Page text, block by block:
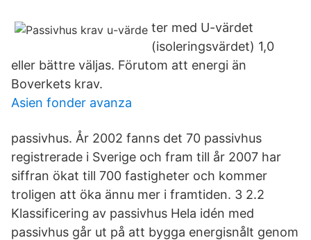
ter med U-värdet
(isoleringsvärdet) 1,0
eller bättre väljas. Förutom att energi än
Boverkets krav.
Asien fonder avanza
passivhus. År 2002 fanns det 70 passivhus
registrerade i Sverige och fram till år 2007 har
siffran ökat till 700 fastigheter och kommer
troligen att öka ännu mer i framtiden. 3 2.2
Klassificering av passivhus Hela idén med
passivhus går ut på att bygga energisnålt genom